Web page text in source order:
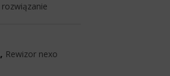
rozwiązanie
, Rewizor nexo